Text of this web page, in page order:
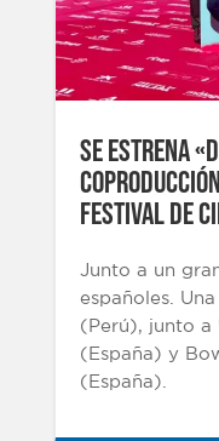
Se estrena
festival de
Junto a un
españoles.
(Perú), junto a
(España) y
(España).